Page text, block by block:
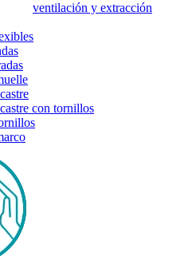
ventilación y extracción
con tornillos